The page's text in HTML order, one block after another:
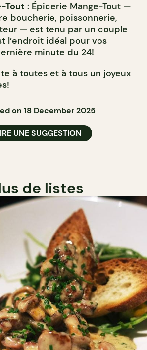
Tout : Épicerie Mange-Tout —
boucherie, poissonnerie,
— est tenu par un couple
l’endroit idéal pour vos
minute du 24!
à toutes et à tous un joyeux
on 18 December 2025
UNE SUGGESTION
de listes